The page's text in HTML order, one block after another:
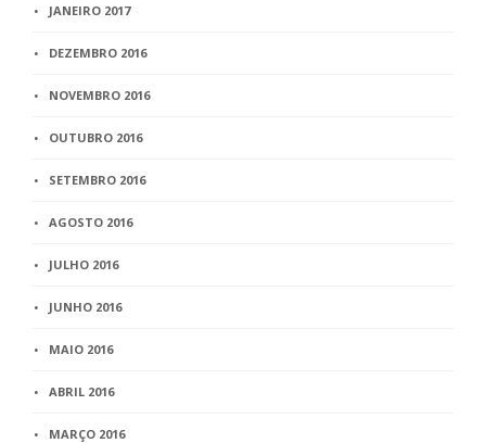
JANEIRO 2017
DEZEMBRO 2016
NOVEMBRO 2016
OUTUBRO 2016
SETEMBRO 2016
AGOSTO 2016
JULHO 2016
JUNHO 2016
MAIO 2016
ABRIL 2016
MARÇO 2016